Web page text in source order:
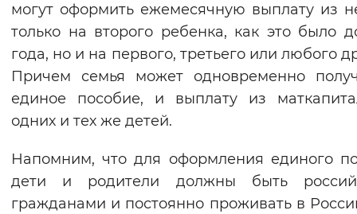
могут оформить ежемесячную выплату из
только на второго ребенка, как это было
года, но и на первого, третьего или любого
Причем семья может одновременно
единое пособие, и выплату из
одних и тех же детей.
Напомним, что для оформления единого
дети и родители должны быть
гражданами и постоянно проживать в